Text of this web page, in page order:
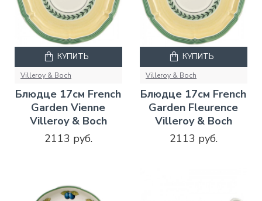
Villeroy & Boch
Блюдце 17см French
Garden Vienne
Villeroy & Boch
2113 руб.
КУПИТЬ
Villeroy & Boch
Блюдце 17см French
Garden Fleurence
Villeroy & Boch
2113 руб.
КУПИТЬ